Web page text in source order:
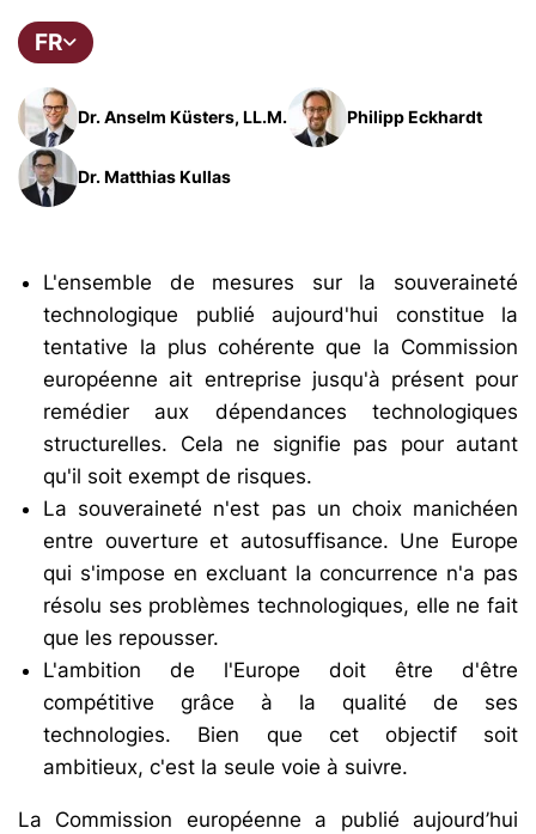
FR
Dr. Anselm Küsters, LL.M. Philipp Eckhardt
Dr. Matthias Kullas
L'ensemble de mesures sur la souveraineté
technologique publié aujourd'hui constitue la
tentative la plus cohérente que la Commission
européenne ait entreprise jusqu'à présent pour
remédier aux dépendances technologiques
structurelles. Cela ne signifie pas pour autant
qu'il soit exempt de risques.
La souveraineté n'est pas un choix manichéen
entre ouverture et autosuffisance. Une Europe
qui s'impose en excluant la concurrence n'a pas
résolu ses problèmes technologiques, elle ne fait
que les repousser.
L'ambition de l'Europe doit être d'être
compétitive grâce à la qualité de ses
technologies. Bien que cet objectif soit
ambitieux, c'est la seule voie à suivre.
La Commission européenne a publié aujourd’hui